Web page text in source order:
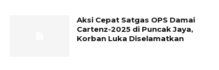
Aksi Cepat Satgas OPS Damai
Cartenz-2025 di Puncak Jaya,
Korban Luka Diselamatkan